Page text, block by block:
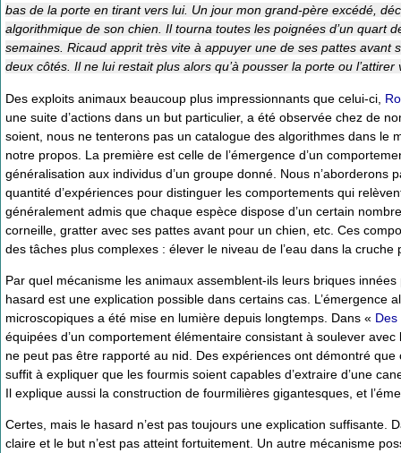
bas de la porte en tirant vers lui. Un jour mon grand-père excédé,
algorithmique de son chien. Il tourna toutes les poignées d’un quart
semaines. Ricaud apprit très vite à appuyer une de ses pattes
deux côtés. Il ne lui restait plus alors qu’à pousser la porte ou
Des exploits animaux beaucoup plus impressionnants que celui-ci,
une suite d’actions dans un but particulier, a été observée chez de
soient, nous ne tenterons pas un catalogue des algorithmes dans le
notre propos. La première est celle de l’émergence d’un
généralisation aux individus d’un groupe donné. Nous
quantité d’expériences pour distinguer les comportements qui
généralement admis que chaque espèce dispose d’un certain
corneille, gratter avec ses pattes avant pour un chien, etc. Ces
des tâches plus complexes : élever le niveau de l’eau dans la
Par quel mécanisme les animaux assemblent-ils leurs briques
hasard est une explication possible dans certains cas.
microscopiques a été mise en lumière depuis longtemps. Dans «
équipées d’un comportement élémentaire consistant à soulever
ne peut pas être rapporté au nid. Des expériences ont démontré
suffit à expliquer que les fourmis soient capables d’extraire d’une
Il explique aussi la construction de fourmilières gigantesques, et
Certes, mais le hasard n’est pas toujours une explication suffisante.
claire et le but n’est pas atteint fortuitement. Un autre mécanisme